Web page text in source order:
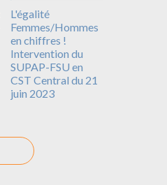
L'égalité
Femmes/Hommes
en chiffres !
Intervention du
SUPAP-FSU en
CST Central du 21
juin 2023